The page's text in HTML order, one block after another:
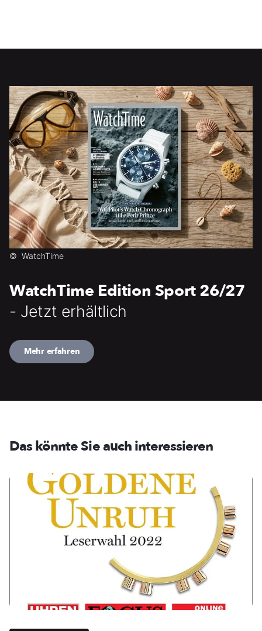
© WatchTime
WatchTime Edition Sport 26/27
- Jetzt erhältlich
Mehr erfahren
Das könnte Sie auch interessieren